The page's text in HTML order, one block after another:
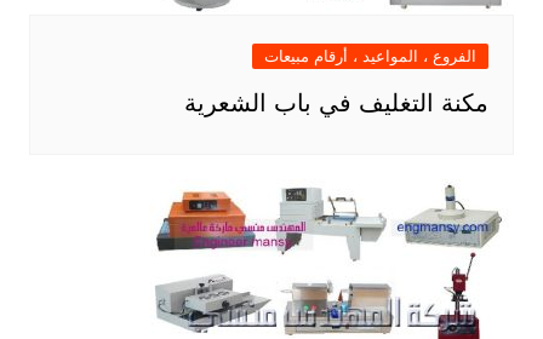
الفروع ، المواعيد ، أرقام مبيعات
مكنة التغليف في باب الشعرية